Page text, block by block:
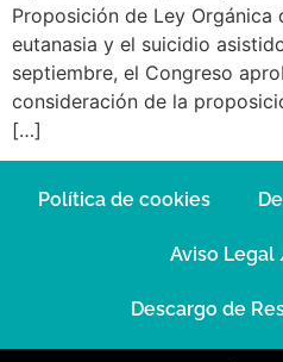
Proposición de Ley Orgánica
eutanasia y el suicidio
septiembre, el Congreso
consideración de la
[…]
Política de cookies
Aviso
Descargo de